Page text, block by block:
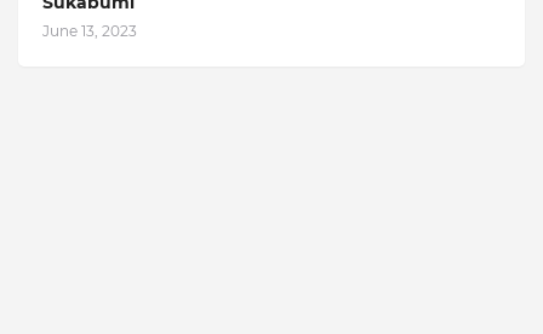
June 13, 2023